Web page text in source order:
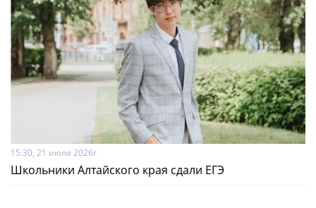
15:30, 21 июля 2026г
Школьники Алтайского края сдали ЕГЭ